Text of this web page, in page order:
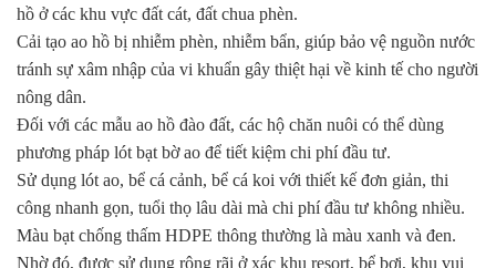
hồ ở các khu vực đất cát, đất chua phèn.
Cải tạo ao hồ bị nhiễm phèn, nhiễm bẩn, giúp bảo vệ nguồn nước
tránh sự xâm nhập của vi khuẩn gây thiệt hại về kinh tế cho người
nông dân.
Đối với các mẫu ao hồ đào đất, các hộ chăn nuôi có thể dùng
phương pháp lót bạt bờ ao để tiết kiệm chi phí đầu tư.
Sử dụng lót ao, bể cá cảnh, bể cá koi với thiết kế đơn giản, thi
công nhanh gọn, tuổi thọ lâu dài mà chi phí đầu tư không nhiều.
Màu bạt chống thấm HDPE thông thường là màu xanh và đen.
Nhờ đó, được sử dụng rộng rãi ở xác khu resort, bể bơi, khu vui